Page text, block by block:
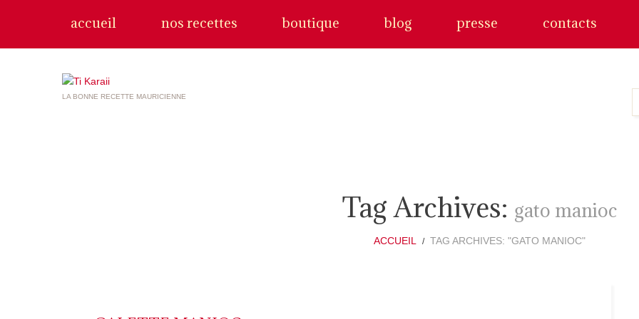
accueil nos recettes boutique blog presse contacts
LA BONNE RECETTE MAURICIENNE
Tag Archives: gato manioc
ACCUEIL TAG ARCHIVES: "GATO MANIOC"